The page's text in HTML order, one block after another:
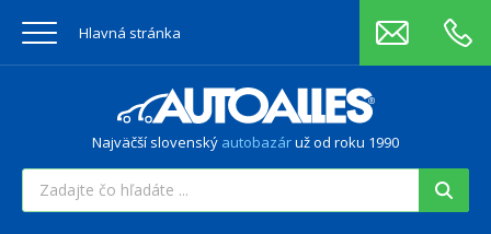
Hlavná stránka
Najväčší slovenský autobazáruž od roku 1990